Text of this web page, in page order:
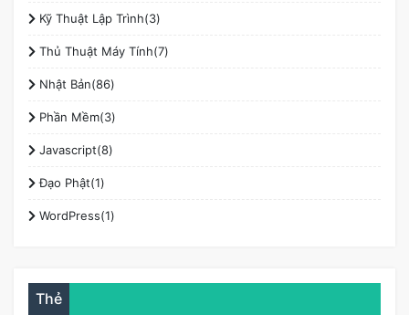
Kỹ Thuật Lập Trình(3)
Thủ Thuật Máy Tính(7)
Nhật Bản(86)
Phần Mềm(3)
Javascript(8)
Đạo Phật(1)
WordPress(1)
Thẻ